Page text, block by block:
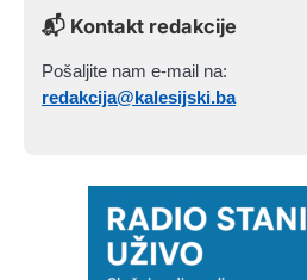
📬 Kontakt redakcije
Pošaljite nam e-mail na:
redakcija@kalesijski.ba